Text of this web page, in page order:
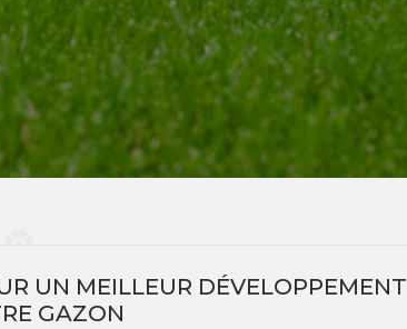
UN MEILLEUR DÉVELOPPEMENT
GAZON